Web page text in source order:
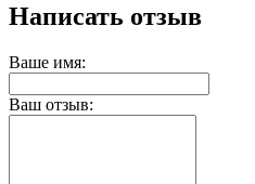
Написать отзыв
Ваше имя:
Ваш отзыв: